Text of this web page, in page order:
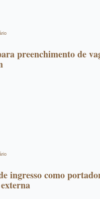
preenchimento de
ingresso como